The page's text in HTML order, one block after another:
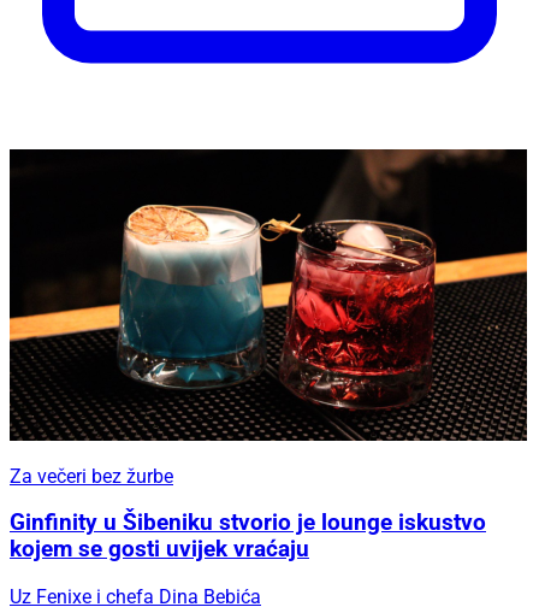
Za večeri bez žurbe
Ginfinity u Šibeniku stvorio je lounge iskustvo
kojem se gosti uvijek vraćaju
Uz Fenixe i chefa Dina Bebića